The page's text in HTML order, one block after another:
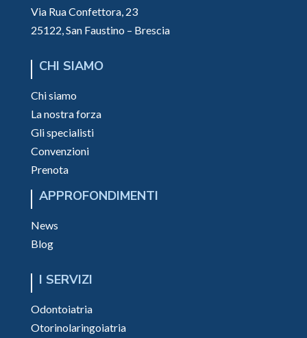
Via Rua Confettora, 23
25122, San Faustino – Brescia
CHI SIAMO
Chi siamo
La nostra forza
Gli specialisti
Convenzioni
Prenota
APPROFONDIMENTI
News
Blog
I SERVIZI
Odontoiatria
Otorinolaringoiatria